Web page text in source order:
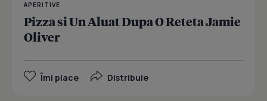
APERITIVE
Pizza si Un Aluat Dupa O Reteta Jamie
Oliver
Îmi place Distribuie